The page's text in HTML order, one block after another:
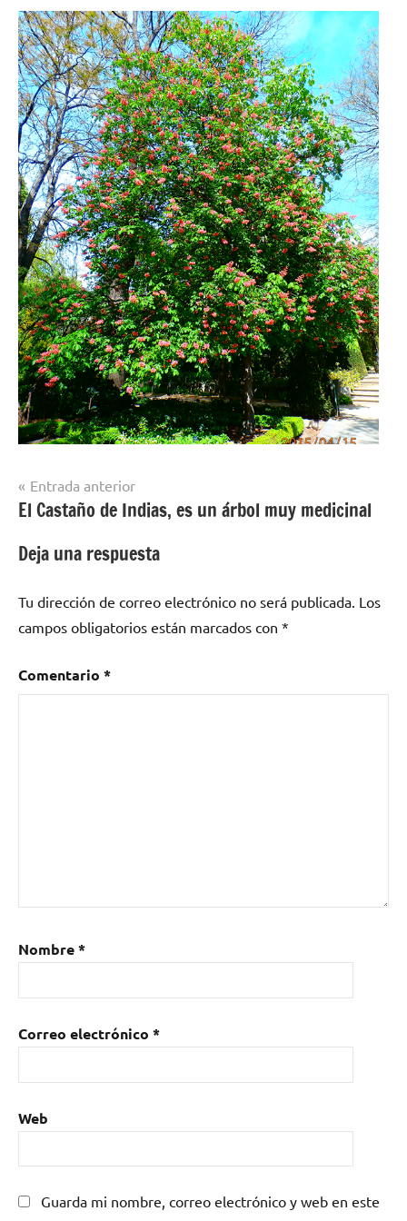
Navegación
de
entradas
Entrada anterior
El Castaño de Indias, es un árbol muy medicinal
Deja una respuesta
Tu dirección de correo electrónico no será publicada. Los
campos obligatorios están marcados con *
Comentario *
Nombre*
Correo electrónico *
Web
Guarda mi nombre, correo electrónico y web en este